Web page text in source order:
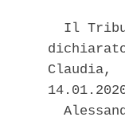
Il
Claudia,